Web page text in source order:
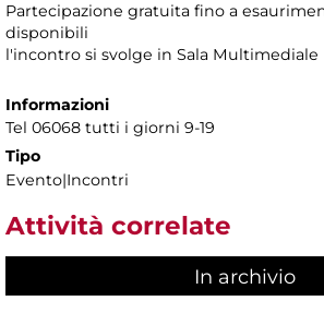
Partecipazione gratuita fino a
disponibili
l'incontro si svolge in Sala Multimediale
Informazioni
Tel 06068 tutti i giorni 9-19
Tipo
Evento|Incontri
Attività correlate
In archivio